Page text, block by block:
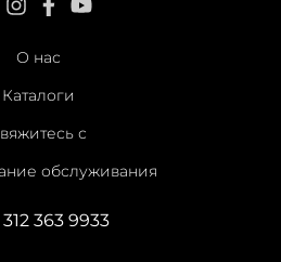
О нас
Каталоги
с
обслуживания
363 9933